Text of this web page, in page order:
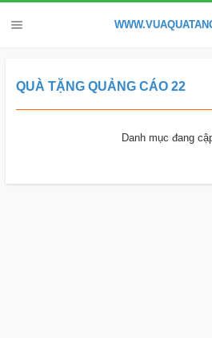
QUÀ TẶNG QUẢNG CÁO 22
Danh mục đang